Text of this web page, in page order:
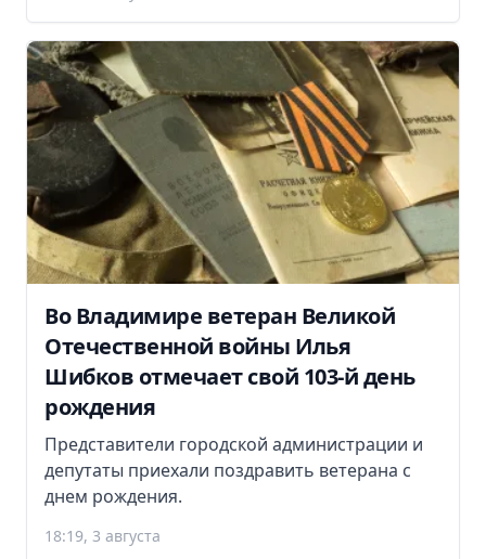
Во Владимире ветеран Великой
Отечественной войны Илья
Шибков отмечает свой 103-й день
рождения
Представители городской администрации и
депутаты приехали поздравить ветерана с
днем рождения.
18:19, 3 августа